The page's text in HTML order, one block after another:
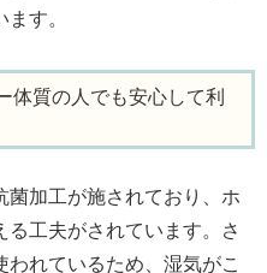
す。
体質の人でも安心して利
菌加工が施されており、ホ
る工夫がされています。さ
れているため、湿気がこ